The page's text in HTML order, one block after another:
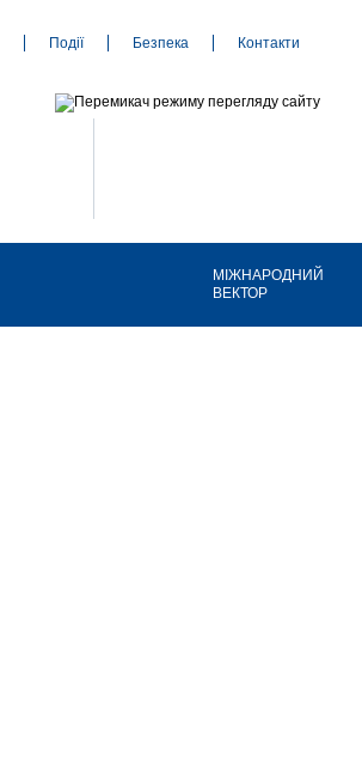
Події Безпека Контакти
МІЖНАРОДНИЙ
ВЕКТОР